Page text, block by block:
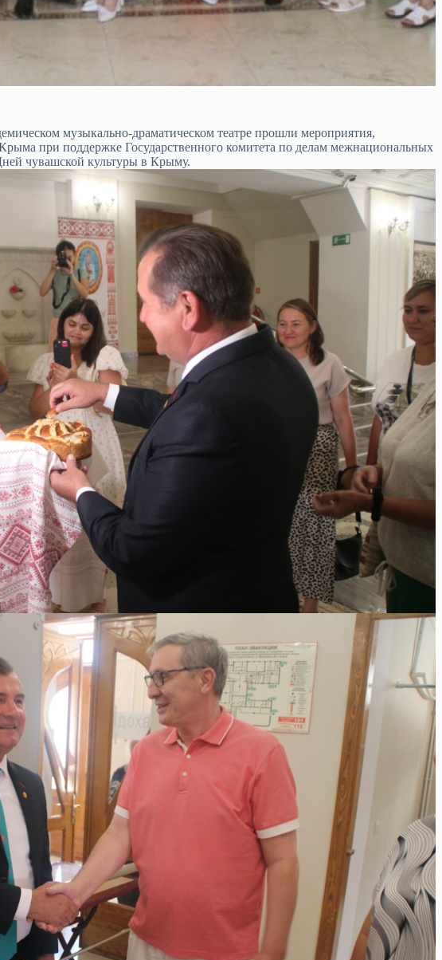
музыкально-драматическом театре прошли мероприятия,
при поддержке Государственного комитета по делам межнациональных
чувашской культуры в Крыму.